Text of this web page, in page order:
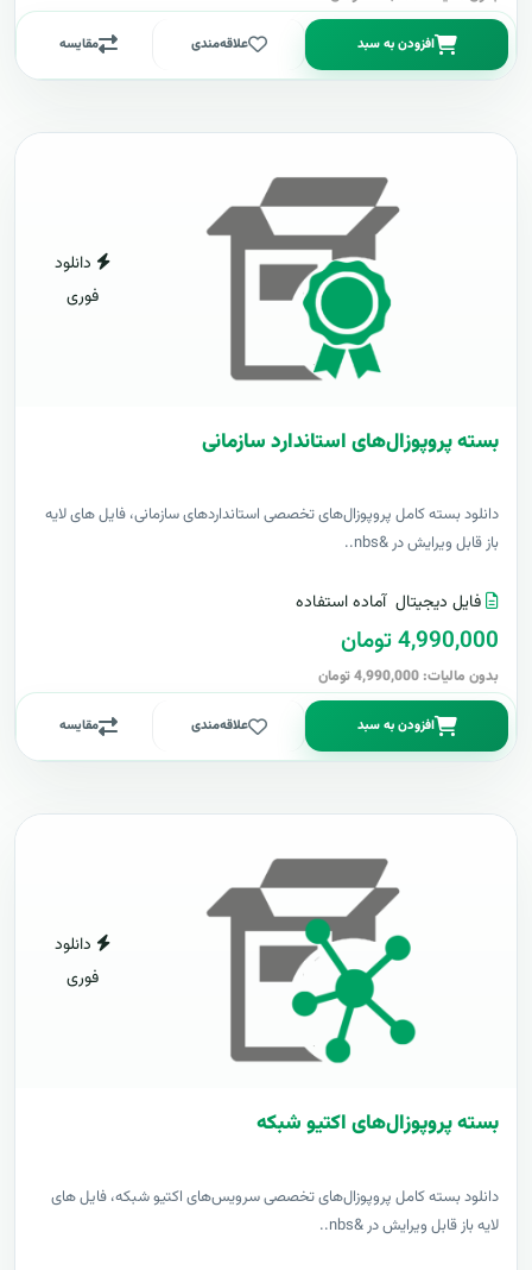
افزودن به سبد علاقه‌مندی مقایسه
دانلود
فوری
بسته پروپوزال‌های استاندارد سازمانی
دانلود بسته کامل پروپوزال‌های تخصصی استانداردهای سازمانی، فایل های لایه
باز قابل ویرایش در &nbs..
فایل دیجیتال آماده استفاده
4,990,000 تومان
بدون مالیات: 4,990,000 تومان
افزودن به سبد علاقه‌مندی مقایسه
دانلود
فوری
بسته پروپوزال‌های اکتیو شبکه
دانلود بسته کامل پروپوزال‌های تخصصی سرویس‌های اکتیو شبکه، فایل های
لایه باز قابل ویرایش در &nbs..